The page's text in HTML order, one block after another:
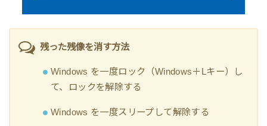
残った残像を消す方法
Windows を一度ロック（Windows＋Lキー）し
て、ロックを解除する
Windows を一度スリープして解除する